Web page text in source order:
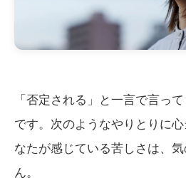
「否定される」と一言で言っ
です。次のようなやりとりに
なたが感じている苦しさは、
ん。